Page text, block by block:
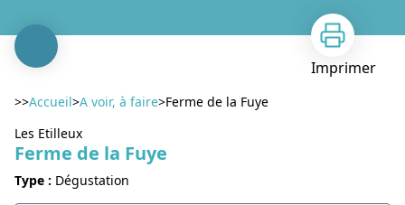
Imprimer
>>Accueil>A voir, à faire>Ferme de la Fuye
Les Etilleux
Ferme de la Fuye
Type : Dégustation